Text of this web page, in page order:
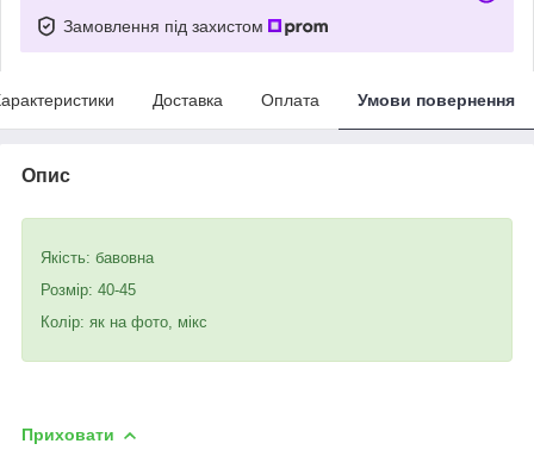
Замовлення під захистом
Доставка Оплата Умови повернення
Опис
Якість: бавовна
Розмір: 40-45
Колір: як на фото, мікс
Приховати